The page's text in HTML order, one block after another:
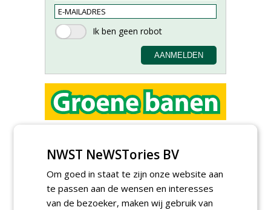
30-07-2026, Schalkwijk
Boominspecteur bij
Boomtotaalzorg24-40 uur
NWST NeWSTories BV
Om goed in staat te zijn onze website aan
te passen aan de wensen en interesses
van de bezoeker, maken wij gebruik van